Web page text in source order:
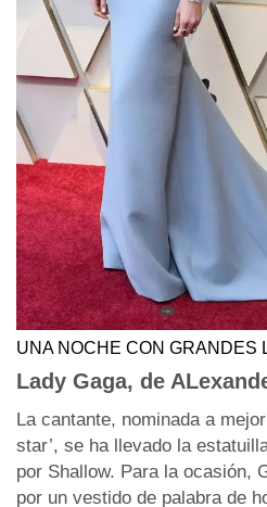
UNA NOCHE CON GRANDES
Lady Gaga, de
La cantante, nominada a
star’, se ha llevado la
por Shallow. Para la ocasión,
por un vestido de palabra de